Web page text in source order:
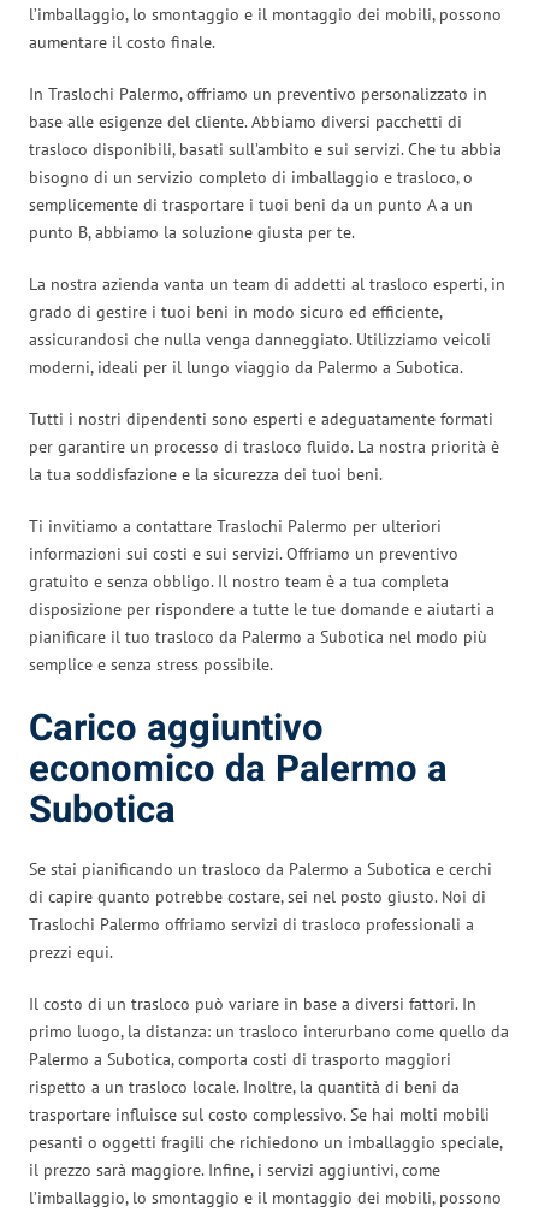
l’imballaggio, lo smontaggio e il montaggio dei mobili, possono
aumentare il costo finale.
In Traslochi Palermo, offriamo un preventivo personalizzato in
base alle esigenze del cliente. Abbiamo diversi pacchetti di
trasloco disponibili, basati sull’ambito e sui servizi. Che tu abbia
bisogno di un servizio completo di imballaggio e trasloco, o
semplicemente di trasportare i tuoi beni da un punto A a un
punto B, abbiamo la soluzione giusta per te.
La nostra azienda vanta un team di addetti al trasloco esperti, in
grado di gestire i tuoi beni in modo sicuro ed efficiente,
assicurandosi che nulla venga danneggiato. Utilizziamo veicoli
moderni, ideali per il lungo viaggio da Palermo a Subotica.
Tutti i nostri dipendenti sono esperti e adeguatamente formati
per garantire un processo di trasloco fluido. La nostra priorità è
la tua soddisfazione e la sicurezza dei tuoi beni.
Ti invitiamo a contattare Traslochi Palermo per ulteriori
informazioni sui costi e sui servizi. Offriamo un preventivo
gratuito e senza obbligo. Il nostro team è a tua completa
disposizione per rispondere a tutte le tue domande e aiutarti a
pianificare il tuo trasloco da Palermo a Subotica nel modo più
semplice e senza stress possibile.
Carico aggiuntivo
economico da Palermo a
Subotica
Se stai pianificando un trasloco da Palermo a Subotica e cerchi
di capire quanto potrebbe costare, sei nel posto giusto. Noi di
Traslochi Palermo offriamo servizi di trasloco professionali a
prezzi equi.
Il costo di un trasloco può variare in base a diversi fattori. In
primo luogo, la distanza: un trasloco interurbano come quello da
Palermo a Subotica, comporta costi di trasporto maggiori
rispetto a un trasloco locale. Inoltre, la quantità di beni da
trasportare influisce sul costo complessivo. Se hai molti mobili
pesanti o oggetti fragili che richiedono un imballaggio speciale,
il prezzo sarà maggiore. Infine, i servizi aggiuntivi, come
l’imballaggio, lo smontaggio e il montaggio dei mobili, possono